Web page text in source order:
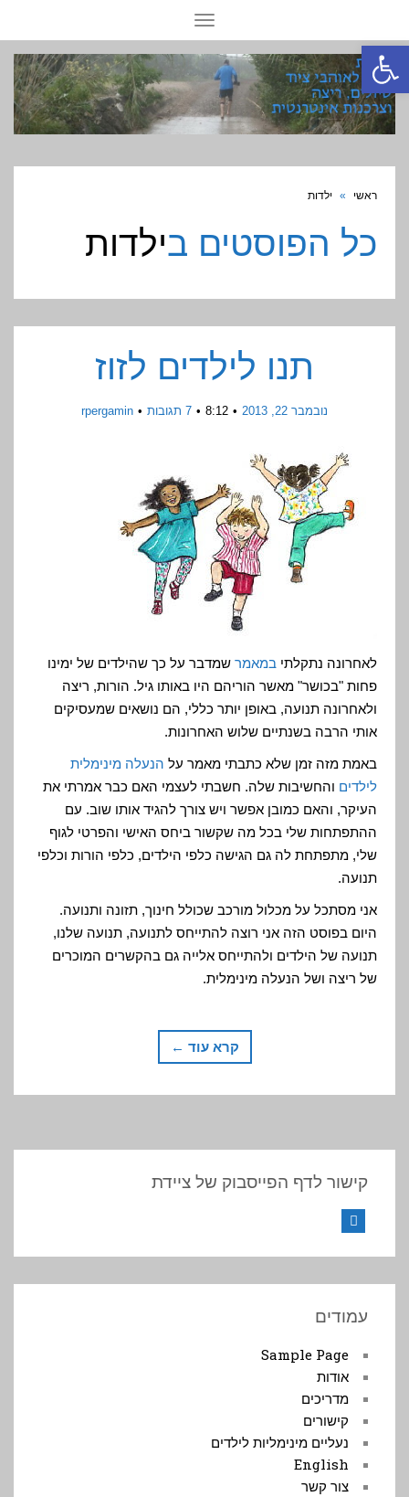
פתח סרגל נגישות
תפריט
ראשי » ילדות
כל הפוסטים בילדות
תנו לילדים לזוז
נובמבר 22, 2013 8:12 7 תגובות rpergamin
לאחרונה נתקלתי במאמר שמדבר על כך שהילדים של ימינו
פחות "בכושר" מאשר הוריהם היו באותו גיל. הורות, ריצה
ולאחרונה תנועה, באופן יותר כללי, הם נושאים שמעסיקים
אותי הרבה בשנתיים שלוש האחרונות.
באמת מזה זמן שלא כתבתי מאמר על הנעלה מינימלית
לילדים והחשיבות שלה. חשבתי לעצמי האם כבר אמרתי את
העיקר, והאם כמובן אפשר ויש צורך להגיד אותו שוב. עם
ההתפתחות שלי בכל מה שקשור ביחס האישי והפרטי לגוף
שלי, מתפתחת לה גם הגישה כלפי הילדים, כלפי הורות וכלפי
תנועה.
אני מסתכל על מכלול מורכב שכולל חינוך, תזונה ותנועה.
היום בפוסט הזה אני רוצה להתייחס לתנועה, תנועה שלנו,
תנועה של הילדים ולהתייחס אלייה גם בהקשרים המוכרים
של ריצה ושל הנעלה מינימלית.
קרא עוד ←
קישור לדף הפייסבוק של ציידת
עמודים
Sample Page
אודות
מדריכים
קישורים
נעליים מינימליות לילדים
English
צור קשר